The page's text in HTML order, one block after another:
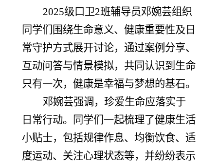
2025级口卫2班辅导员邓婉芸组织
同学们围绕生命意义、健康重要性及日
常守护方式展开讨论，通过案例分享、
互动问答与情景模拟，共同认识到生命
只有一次，健康是幸福与梦想的基石。
邓婉芸强调，珍爱生命应落实于
日常行动。同学们一起梳理了健康生活
小贴士，包括规律作息、均衡饮食、适
度运动、关注心理状态等，并纷纷表示